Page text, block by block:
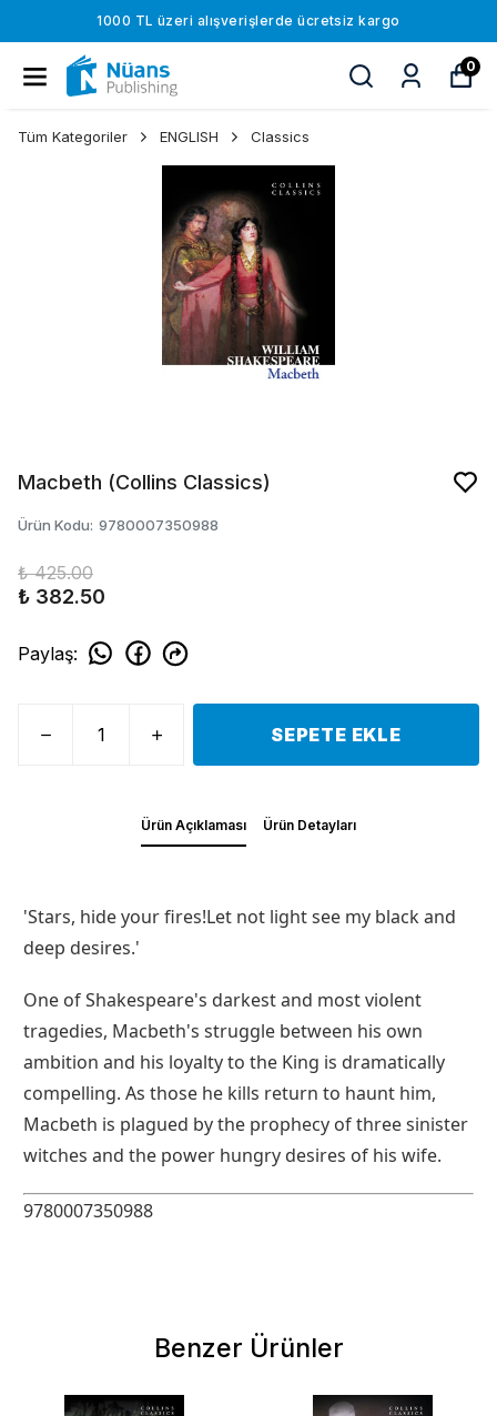
1000 TL üzeri alışverişlerde ücretsiz kargo
0
Tüm Kategoriler ENGLISH Classics
Macbeth (Collins Classics)
Ürün Kodu: 9780007350988
₺ 425.00
₺ 382.50
Paylaş:
SEPETE EKLE
Ürün Açıklaması Ürün Detayları
'Stars, hide your fires!Let not light see my black and
deep desires.'
One of Shakespeare's darkest and most violent
tragedies, Macbeth's struggle between his own
ambition and his loyalty to the King is dramatically
compelling. As those he kills return to haunt him,
Macbeth is plagued by the prophecy of three sinister
witches and the power hungry desires of his wife.
9780007350988
Benzer Ürünler